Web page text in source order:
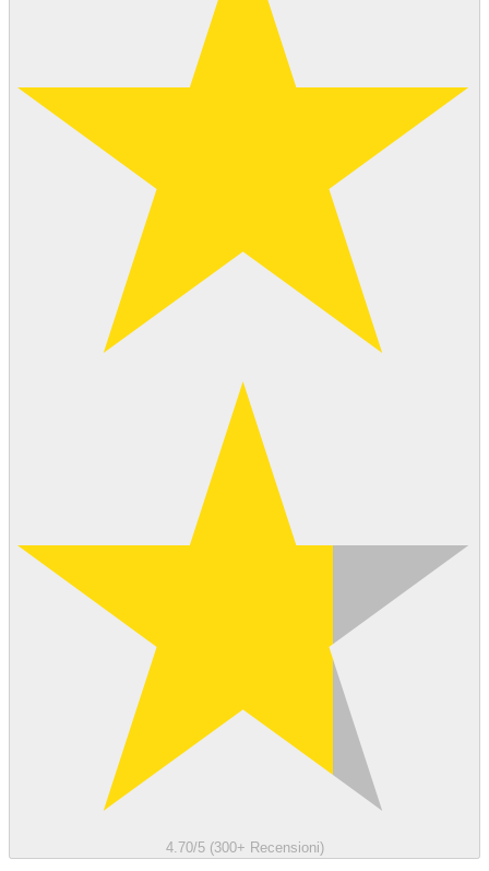
4.70/5 (300+ Recensioni)